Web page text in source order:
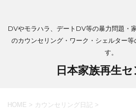
DVやモラハラ、デートDV等の暴力問題・
のカウンセリング・ワーク・シェルター
す。
日本家族再生
HOME > カウンセリング日記 >